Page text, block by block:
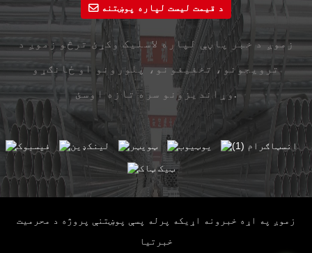
د قیمت لیست لپاره پوښتنه
زموږ د خبر پاڼې لپاره لاسلیک وکړئ ترڅو زموږ د
ترویجونو، تخفیفونو، پلورونو او ځانګړو
وړاندیزونو سره تازه اوسئ.
زموږ په اړه خبرونه اړیکه پرله پسې پوښتنې پروژه د محرمیت
خبرتیا